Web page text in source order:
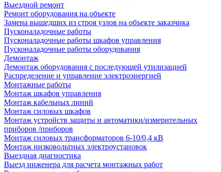
Выездной ремонт
Ремонт оборудования на объекте
Замена вышедших из строя узлов на объекте заказчика
Пусконаладочные работы
Пусконаладочные работы шкафов управления
Пусконаладочные работы оборудования
Демонтаж
Демонтаж оборудования с последующей утилизацией
Распределение и управление электроэнергией
Монтажные работы
Монтаж шкафов управления
Монтаж кабельных линий
Монтаж силовых шкафов
Монтаж устройств защиты и автоматики/измерительных
приборов /приборов
Монтаж силовых трансформаторов 6-10/0,4 кВ
Монтаж низковольтных электроустановок
Выездная диагностика
Выезд инженера для расчета монтажных работ